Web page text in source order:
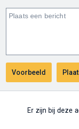
Er zijn bij deze